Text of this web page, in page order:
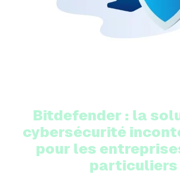
Bitdefender : la
cybersécurité
pour les
particuliers